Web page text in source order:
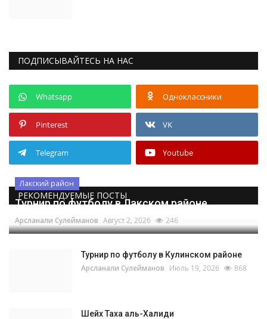
ПОДПИСЫВАЙТЕСЬ НА НАС
Whatsapp Одноклассники
Pinterest VK
Telegram Youtube
РЕКОМЕНДУЕМЫЕ ПОСТЫ
Лакский район
Турнир по футболу в Лакском районе
Арсланали Сулейманов Август 2, 2026 246
Турнир по футболу в Кулинском районе
Арсланали Сулейманов Июль 19, 2026 868
Шейх Таха аль-Халиди